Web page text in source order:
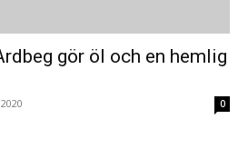
gör öl och en hemlig
0